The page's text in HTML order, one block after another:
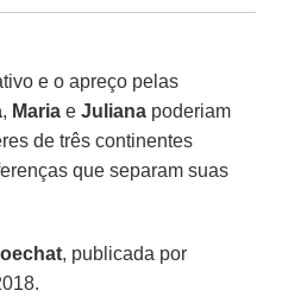
e o apreço pelas
, Mariae Juliana poderiam
de três continentes
que separam suas
, publicada por